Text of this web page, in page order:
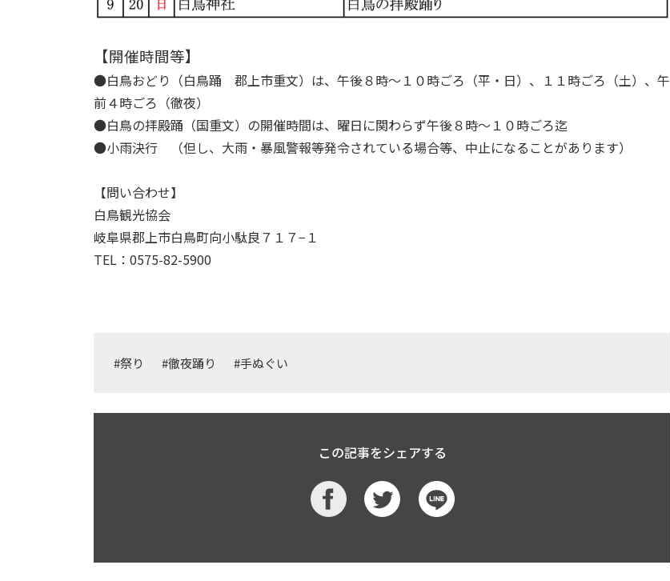
【開催時間等】
●白鳥おどり（白鳥踊 郡上市重文）は、午後８時～１０時ごろ（平・日）、１１時ごろ（土）、午
前４時ごろ（徹夜）
●白鳥の拝殿踊（国重文）の開催時間は、曜日に関わらず午後８時～１０時ごろ迄
●小雨決行 （但し、大雨・暴風警報等発令されている場合等、中止になることがあります）
【問い合わせ】
白鳥観光協会
岐阜県郡上市白鳥町向小駄良７１７−１
TEL：0575-82-5900
#祭り #徹夜踊り #手ぬぐい
この記事をシェアする